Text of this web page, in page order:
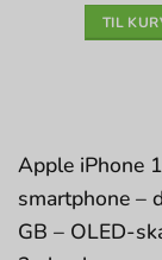
TIL
Apple iPhone
smartphone –
GB – OLED-